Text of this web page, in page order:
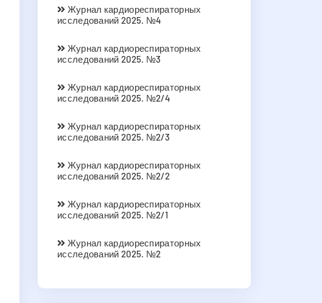
Журнал кардиореспираторных
исследований 2025. №4
Журнал кардиореспираторных
исследований 2025. №3
Журнал кардиореспираторных
исследований 2025. №2/4
Журнал кардиореспираторных
исследований 2025. №2/3
Журнал кардиореспираторных
исследований 2025. №2/2
Журнал кардиореспираторных
исследований 2025. №2/1
Журнал кардиореспираторных
исследований 2025. №2